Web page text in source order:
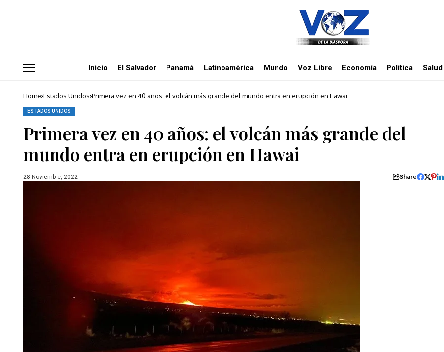
Inicio El Salvador Panamá Latinoamérica Mundo Voz Libre Economía Política Salud
Home Estados Unidos Primera vez en 40 años: el volcán más grande del mundo entra en erupción en Hawai
ESTADOS UNIDOS
Primera vez en 40 años: el volcán más grande del
mundo entra en erupción en Hawai
28 Noviembre, 2022 Share